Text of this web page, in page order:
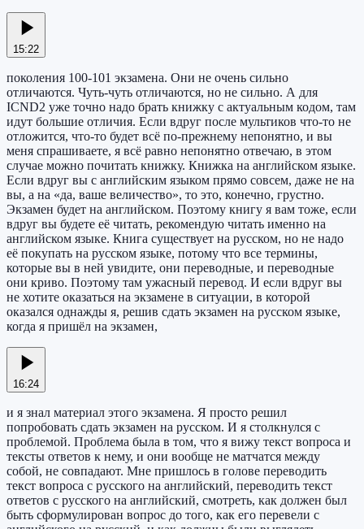
15:22
поколения 100-101 экзамена. Они не очень сильно
отличаются. Чуть-чуть отличаются, но не сильно. А для
ICND2 уже точно надо брать книжку с актуальным кодом, там
идут большие отличия. Если вдруг после мультиков что-то не
отложится, что-то будет всё по-прежнему непонятно, и вы
меня спрашиваете, я всё равно непонятно отвечаю, в этом
случае можно почитать книжку. Книжка на английском языке.
Если вдруг вы с английским языком прямо совсем, даже не на
вы, а на «да, ваше величество», то это, конечно, грустно.
Экзамен будет на английском. Поэтому книгу я вам тоже, если
вдруг вы будете её читать, рекомендую читать именно на
английском языке. Книга существует на русском, но не надо
её покупать на русском языке, потому что все термины,
которые вы в ней увидите, они переводные, и переводные
они криво. Поэтому там ужасный перевод. И если вдруг вы
не хотите оказаться на экзамене в ситуации, в которой
оказался однажды я, решив сдать экзамен на русском языке,
когда я пришёл на экзамен,
16:24
и я знал материал этого экзамена. Я просто решил
попробовать сдать экзамен на русском. И я столкнулся с
проблемой. Проблема была в том, что я вижу текст вопроса и
тексты ответов к нему, и они вообще не матчатся между
собой, не совпадают. Мне пришлось в голове переводить
текст вопроса с русского на английский, переводить текст
ответов с русского на английский, смотреть, как должен был
быть сформулирован вопрос до того, как его перевели с